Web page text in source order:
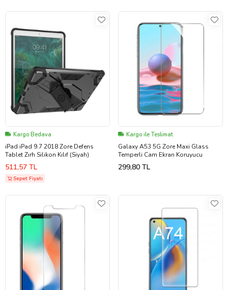
Kargo Bedava
iPad iPad 9.7 2018 Zore Defens
Tablet Zırh Silikon Kılıf (Siyah)
511,57 TL
Sepet Fiyatı
Kargo ile Teslimat
Galaxy A53 5G Zore Maxi Glass
Temperli Cam Ekran Koruyucu
299,80 TL